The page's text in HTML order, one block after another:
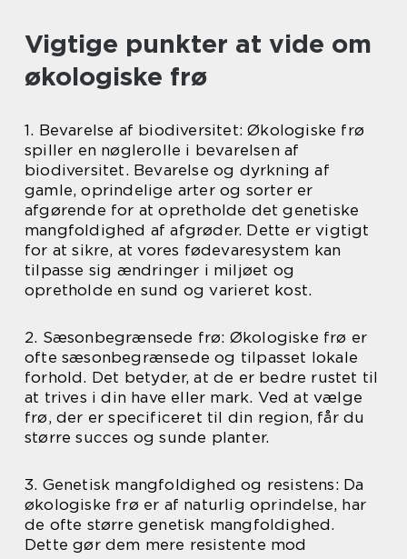
Vigtige punkter at vide om
økologiske frø
1. Bevarelse af biodiversitet: Økologiske frø
spiller en nøglerolle i bevarelsen af
biodiversitet. Bevarelse og dyrkning af
gamle, oprindelige arter og sorter er
afgørende for at opretholde det genetiske
mangfoldighed af afgrøder. Dette er vigtigt
for at sikre, at vores fødevaresystem kan
tilpasse sig ændringer i miljøet og
opretholde en sund og varieret kost.
2. Sæsonbegrænsede frø: Økologiske frø er
ofte sæsonbegrænsede og tilpasset lokale
forhold. Det betyder, at de er bedre rustet til
at trives i din have eller mark. Ved at vælge
frø, der er specificeret til din region, får du
større succes og sunde planter.
3. Genetisk mangfoldighed og resistens: Da
økologiske frø er af naturlig oprindelse, har
de ofte større genetisk mangfoldighed.
Dette gør dem mere resistente mod